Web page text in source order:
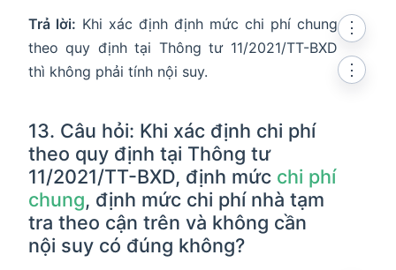
Trả lời: Khi xác định định mức chi phí chung
theo quy định tại Thông tư 11/2021/TT-BXD
thì không phải tính nội suy.
⋮
13. Câu hỏi: Khi xác định chi phí
theo quy định tại Thông tư
11/2021/TT-BXD, định mức chi phí
chung, định mức chi phí nhà tạm
tra theo cận trên và không cần
nội suy có đúng không?
⋮